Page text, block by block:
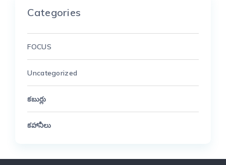
Categories
FOCUS
Uncategorized
కబుర్లు
కహానీలు